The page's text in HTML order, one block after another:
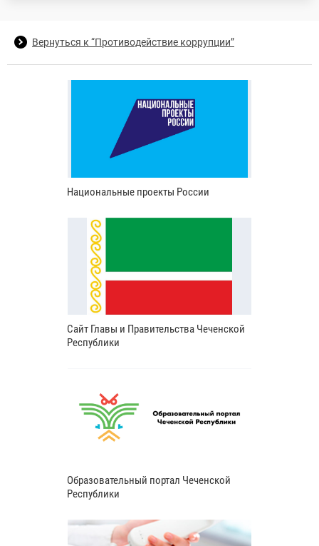
Вернуться к “Противодействие коррупции”
Национальные проекты России
Сайт Главы и Правительства Чеченской
Республики
Образовательный портал Чеченской
Республики